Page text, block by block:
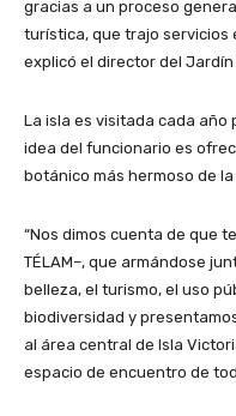
gracias a un proceso
turística, que trajo servicios
explicó el director del Jardín
La isla es visitada cada año
idea del funcionario es
botánico más hermoso de la
“Nos dimos cuenta de que
TÉLAM–, que armándose
belleza, el turismo, el uso
biodiversidad y
al área central de Isla
espacio de encuentro de